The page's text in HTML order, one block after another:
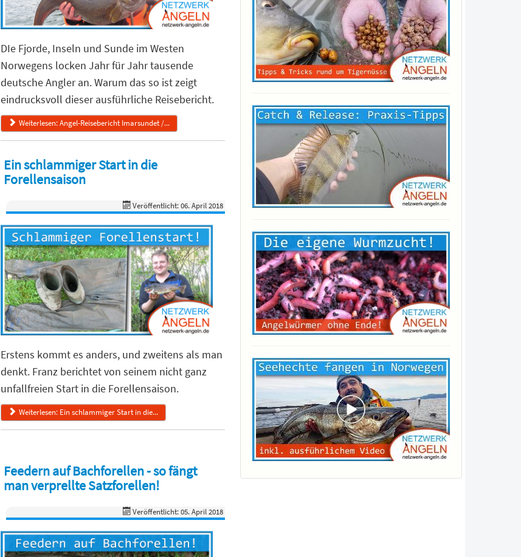
DIe Fjorde, Inseln und Sunde im Westen
Norwegens locken Jahr für Jahr tausende
deutsche Angler an. Warum das so ist zeigt
eindrucksvoll dieser ausführliche Reisebericht.
Weiterlesen: Angel-Reisebericht Imarsundet /...
Ein schlammiger Start in die
Forellensaison
Veröffentlicht: 06. April 2018
Erstens kommt es anders, und zweitens als man
denkt. Franz berichtet von seinem nicht ganz
unfallfreien Start in die Forellensaison.
Weiterlesen: Ein schlammiger Start in die...
Feedern auf Bachforellen - so fängt
man verprellte Satzforellen!
Veröffentlicht: 05. April 2018